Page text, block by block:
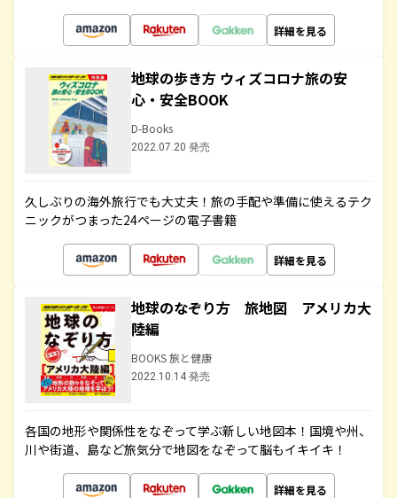
詳細を見る
地球の歩き方 ウィズコロナ旅の安
心・安全BOOK
D-Books
2022.07.20 発売
久しぶりの海外旅行でも大丈夫！旅の手配や準備に使えるテク
ニックがつまった24ページの電子書籍
詳細を見る
地球のなぞり方 旅地図 アメリカ大
陸編
BOOKS 旅と健康
2022.10.14 発売
各国の地形や関係性をなぞって学ぶ新しい地図本！国境や州、
川や街道、島など旅気分で地図をなぞって脳もイキイキ！
詳細を見る